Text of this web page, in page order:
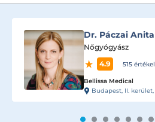
Dr. Kovács
Nőgyógyász
5.0
5 értékelés
L33 Medical Corvin
Budapest, VIII.